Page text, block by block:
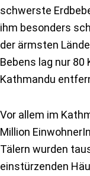
schwerste
ihm besonders
der ärmsten
Bebens lag nur
Kathmandu
Vor allem im
Million
Tälern wurden
einstürzenden